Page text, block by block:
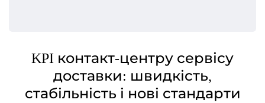
KPI контакт-центру сервісу
доставки: швидкість,
стабільність і нові стандарти